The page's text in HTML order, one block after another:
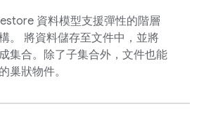
資料模型支援彈性的階層
。 將資料儲存至文件中，並將
集合。除了子集合外，文件也能
巢狀物件。